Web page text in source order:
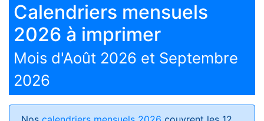
Calendriers mensuels
2026 à imprimer
Mois d'Août 2026 et Septembre
2026